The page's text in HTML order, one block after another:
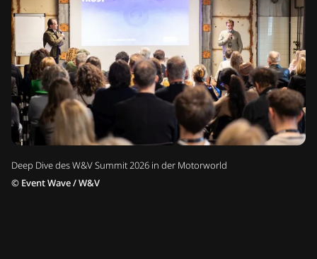
Deep Dive des W&V Summit 2026 in der Motorworld
© Event Wave / W&V